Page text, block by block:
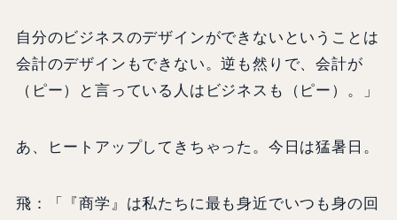
自分のビジネスのデザインができないということは
会計のデザインもできない。逆も然りで、会計が
（ピー）と言っている人はビジネスも（ピー）。」
あ、ヒートアップしてきちゃった。今日は猛暑日。
飛：「『商学』は私たちに最も身近でいつも身の回